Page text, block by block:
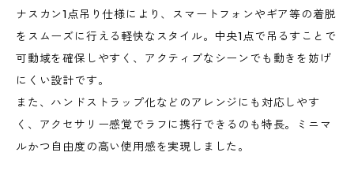
ナスカン1点吊り仕様により、スマートフォンやギア等の着脱
をスムーズに行える軽快なスタイル。中央1点で吊るすことで
可動域を確保しやすく、アクティブなシーンでも動きを妨げ
にくい設計です。
また、ハンドストラップ化などのアレンジにも対応しやす
く、アクセサリー感覚でラフに携行できるのも特長。ミニマ
ルかつ自由度の高い使用感を実現しました。